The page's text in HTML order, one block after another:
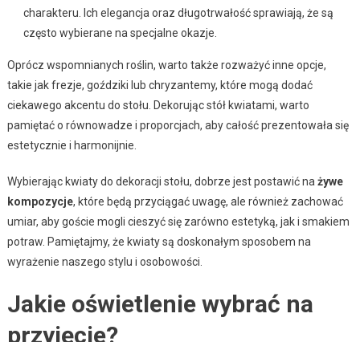
charakteru. Ich elegancja oraz długotrwałość sprawiają, że są
często wybierane na specjalne okazje.
Oprócz wspomnianych roślin, warto także rozważyć inne opcje,
takie jak frezje, goździki lub chryzantemy, które mogą dodać
ciekawego akcentu do stołu. Dekorując stół kwiatami, warto
pamiętać o równowadze i proporcjach, aby całość prezentowała się
estetycznie i harmonijnie.
Wybierając kwiaty do dekoracji stołu, dobrze jest postawić na żywe
kompozycje, które będą przyciągać uwagę, ale również zachować
umiar, aby goście mogli cieszyć się zarówno estetyką, jak i smakiem
potraw. Pamiętajmy, że kwiaty są doskonałym sposobem na
wyrażenie naszego stylu i osobowości.
Jakie oświetlenie wybrać na
przyjęcie?